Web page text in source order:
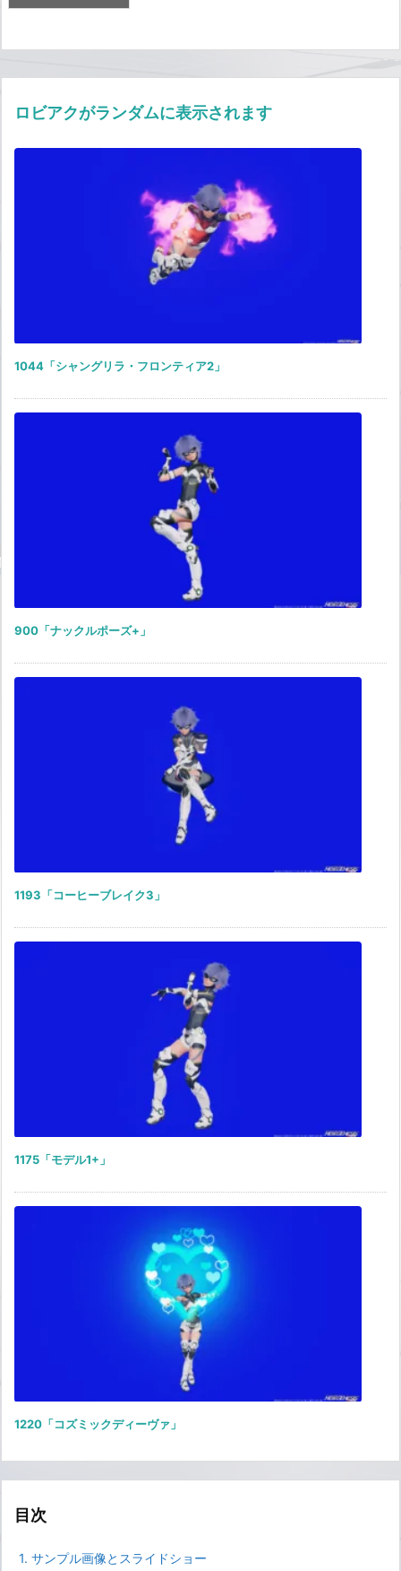
ロビアクがランダムに表示されます
1044「シャングリラ・フロンティア2」
900「ナックルポーズ+」
1193「コーヒーブレイク3」
1175「モデル1+」
1220「コズミックディーヴァ」
目次
1. サンプル画像とスライドショー